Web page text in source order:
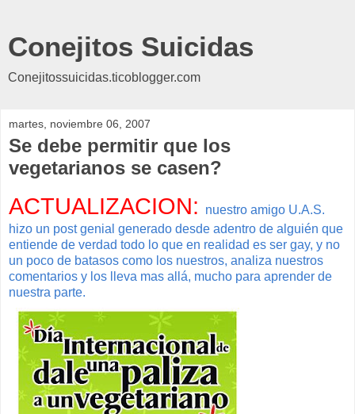
Conejitos Suicidas
Conejitossuicidas.ticoblogger.com
martes, noviembre 06, 2007
Se debe permitir que los
vegetarianos se casen?
ACTUALIZACION:
nuestro amigo U.A.S.
hizo un post genial generado desde adentro de alguién que
entiende de verdad todo lo que en realidad es ser gay, y no
un poco de batasos como los nuestros, analiza nuestros
comentarios y los lleva mas allá, mucho para aprender de
nuestra parte.